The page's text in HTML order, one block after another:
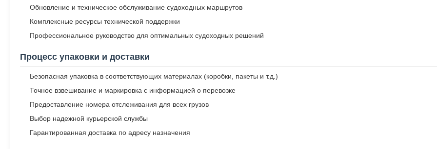
Обновление и техническое обслуживание судоходных маршрутов
Комплексные ресурсы технической поддержки
Профессиональное руководство для оптимальных судоходных решений
Процесс упаковки и доставки
Безопасная упаковка в соответствующих материалах (коробки, пакеты и т.д.)
Точное взвешивание и маркировка с информацией о перевозке
Предоставление номера отслеживания для всех грузов
Выбор надежной курьерской службы
Гарантированная доставка по адресу назначения